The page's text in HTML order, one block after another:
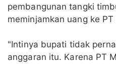
pembangunan tangki
meminjamkan uang ke PT
"Intinya bupati tidak
anggaran itu. Karena PT